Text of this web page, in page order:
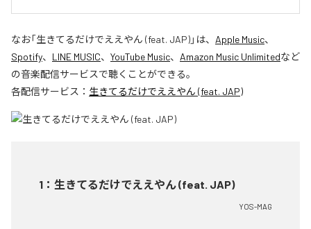
なお「生きてるだけでええやん (feat. JAP)」は、 Apple Music、
Spotify、 LINE MUSIC、 YouTube Music、 Amazon Music Unlimitedなど
の音楽配信サービスで聴くことができる。
各配信サービス： 生きてるだけでええやん (feat. JAP)
1 ： 生きてるだけでええやん (feat. JAP)
YOS-MAG